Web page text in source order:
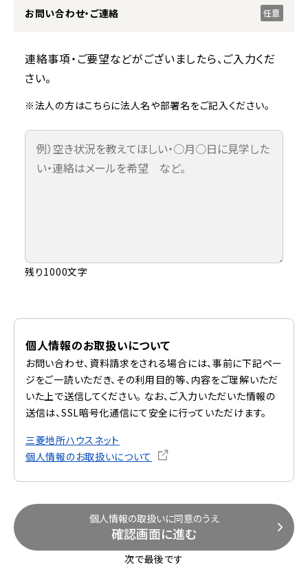
お問い合わせ・ご連絡 任意
連絡事項・ご要望などがございましたら、ご入力くだ
さい。
※法人の方はこちらに法人名や部署名をご記入ください。
残り1000文字
個人情報のお取扱いについて
お問い合わせ、資料請求をされる場合には、事前に下記ペー
ジをご一読いただき、その利用目的等、内容をご理解いただ
いた上で送信してください。 なお、ご入力いただいた情報の
送信は、SSL暗号化通信にて安全に行っていただけます。
三菱地所ハウスネット
個人情報のお取扱いについて
個人情報の取扱いに同意のうえ
確認画面に進む
次で最後です